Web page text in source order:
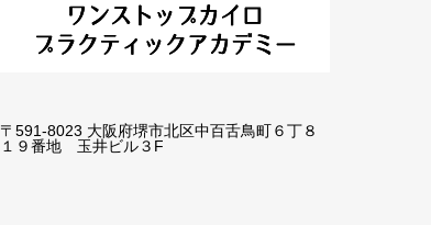
〒591-8023 大阪府堺市北区中百舌鳥町６丁８
１９番地 玉井ビル３F